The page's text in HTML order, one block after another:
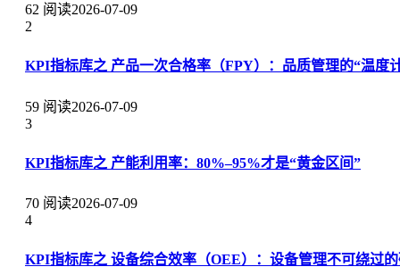
62 阅读2026-07-09
2
KPI指标库之 产品一次合格率（FPY）：品质管理的“温度
59 阅读2026-07-09
3
KPI指标库之 产能利用率：80%–95%才是“黄金区间”
70 阅读2026-07-09
4
KPI指标库之 设备综合效率（OEE）：设备管理不可绕过